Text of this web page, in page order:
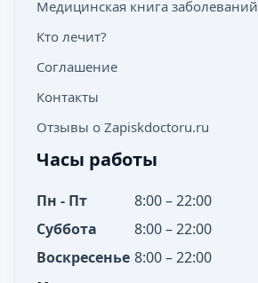
Медицинская книга заболеваний
Кто лечит?
Соглашение
Контакты
Отзывы о Zapiskdoctoru.ru
Часы работы
Пн - Пт
8:00 – 22:00
Суббота
8:00 – 22:00
Воскресенье 8:00 – 22:00